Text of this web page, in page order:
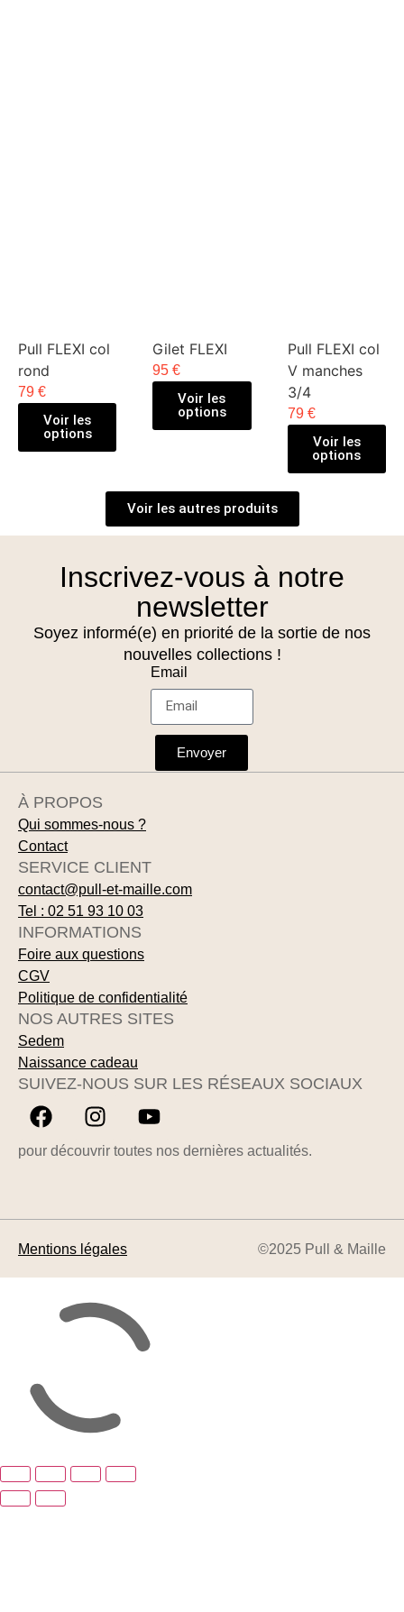
Pull FLEXI col
rond
79 €
Voir les
options
Gilet FLEXI
95 €
Voir les
options
Pull FLEXI col
V manches
3/4
79 €
Voir les
options
Voir les autres produits
Inscrivez-vous à notre
newsletter
Soyez informé(e) en priorité de la sortie de nos
nouvelles collections !
Email
Envoyer
À PROPOS
Qui sommes-nous ?
Contact
SERVICE CLIENT
contact@pull-et-maille.com
Tel : 02 51 93 10 03
INFORMATIONS
Foire aux questions
CGV
Politique de confidentialité
NOS AUTRES SITES
Sedem
Naissance cadeau
SUIVEZ-NOUS SUR LES RÉSEAUX SOCIAUX
pour découvrir toutes nos dernières actualités.
Mentions légales ©2025 Pull & Maille